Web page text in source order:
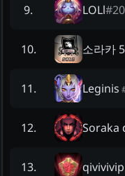
9. LOLl#
10. 소라카
11. Leginis
12. Soraka
13. qivivivip